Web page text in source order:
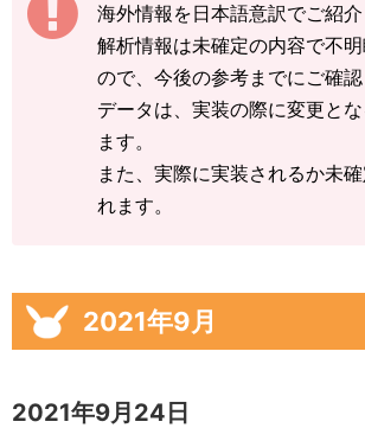
海外情報を日本語意訳でご紹介
解析情報は未確定の内容で不
ので、今後の参考までにご確認
データは、実装の際に変更と
ます。
また、実際に実装されるか未
れます。
2021年9月
2021年9月24日